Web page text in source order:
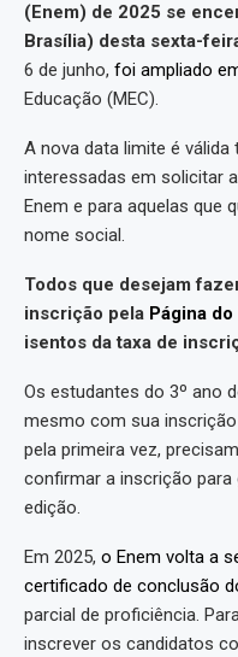
(Enem) de 2025 se
Brasília) desta sexta-
6 de junho, foi ampliado
Educação (MEC).
A nova data limite é
interessadas em solicitar
Enem e para aquelas que
nome social.
Todos que desejam
inscrição pela Página
isentos da taxa de
Os estudantes do 3º ano
mesmo com sua
pela primeira vez,
confirmar a inscrição
edição.
Em 2025, o Enem volta a
certificado de conclusão
parcial de proficiência.
inscrever os candidatos